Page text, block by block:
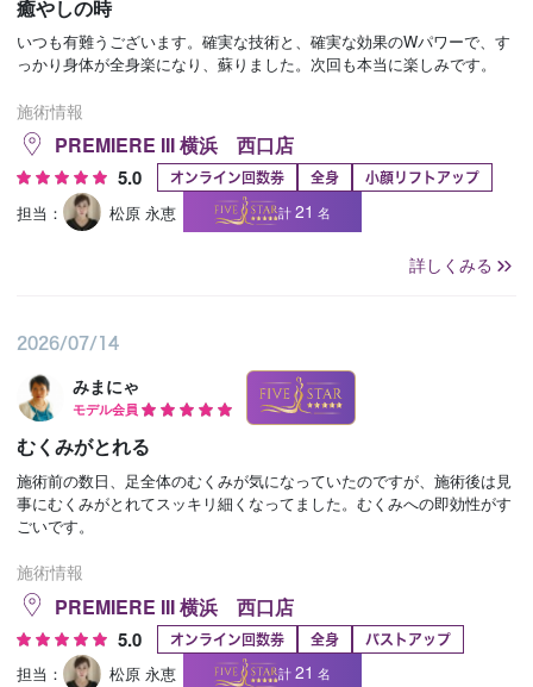
癒やしの時
いつも有難うございます。確実な技術と、確実な効果のWパワーで、す
っかり身体が全身楽になり、蘇りました。次回も本当に楽しみです。
施術情報
PREMIERE III 横浜 西口店
5.0 オンライン回数券 全身 小顔リフトアップ
担当： 松原 永恵 計 21 名
詳しくみる
2026/07/14
みまにゃ
モデル会員
むくみがとれる
施術前の数日、足全体のむくみが気になっていたのですが、施術後は見
事にむくみがとれてスッキリ細くなってました。むくみへの即効性がす
ごいです。
施術情報
PREMIERE III 横浜 西口店
5.0 オンライン回数券 全身 バストアップ
担当： 松原 永恵 計 21 名